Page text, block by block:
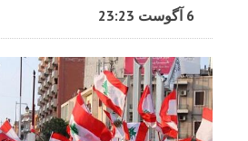
6 آگوست 23:23